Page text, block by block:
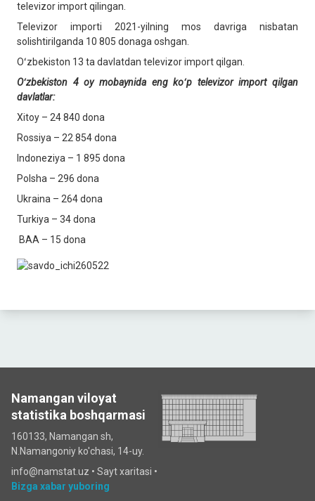
televizor import qilingan.
Televizor importi 2021-yilning mos davriga nisbatan
solishtirilganda 10 805 donaga oshgan.
Oʻzbekiston 13 ta davlatdan televizor import qilgan.
Oʻzbekiston 4 oy mobaynida eng koʻp televizor import qilgan
davlatlar:
Xitoy – 24 840 dona
Rossiya – 22 854 dona
Indoneziya – 1 895 dona
Polsha – 296 dona
Ukraina – 264 dona
Turkiya – 34 dona
BAA – 15 dona
Namangan viloyat
statistika boshqarmasi
160133, Namangan sh,
N.Namangoniy ko'chasi, 14-uy.
info@namstat.uz • Sayt xaritasi •
Bizga xabar yuboring